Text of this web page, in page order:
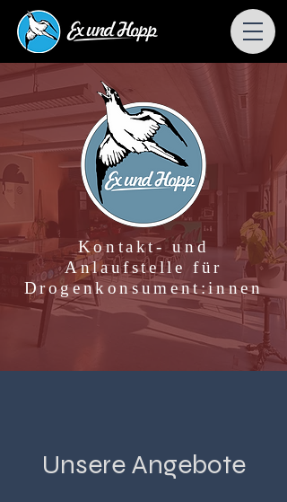
Kontakt- und
Anlaufstelle für
Drogenkonsument:innen
Unsere Angebote